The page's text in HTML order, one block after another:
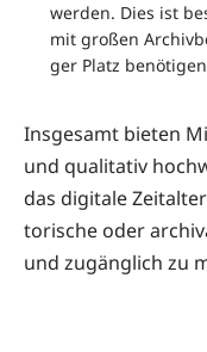
wer­den. Dies ist
mit gro­ßen
ger Platz
Ins­ge­samt bie­ten
und qua­li­ta­tiv
das digi­ta­le
to­ri­sche oder
und zugäng­lich zu